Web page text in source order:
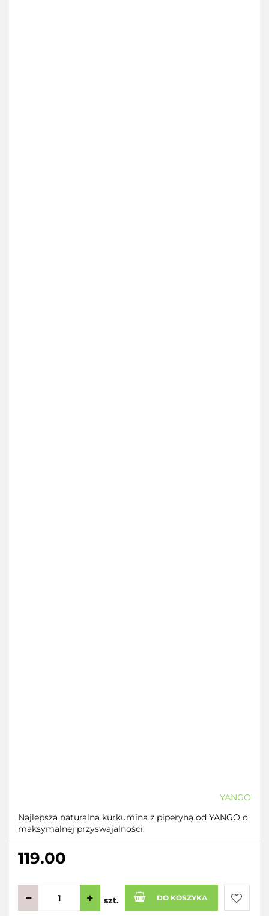
YANGO
Najlepsza naturalna kurkumina z piperyną od YANGO o
maksymalnej przyswajalności.
119.00
szt. DO KOSZYKA